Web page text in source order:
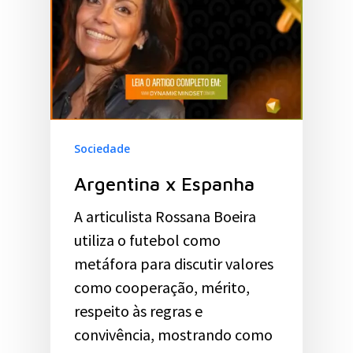
Sociedade
Argentina x Espanha
A articulista Rossana Boeira
utiliza o futebol como
metáfora para discutir valores
como cooperação, mérito,
respeito às regras e
convivência, mostrando como